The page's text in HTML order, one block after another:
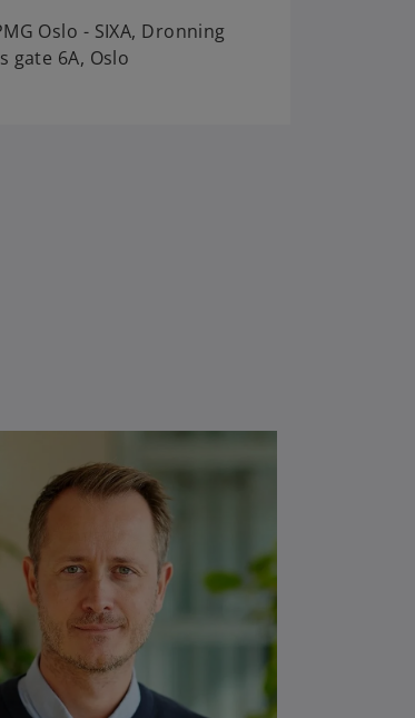
Oslo - SIXA, Dronning
gate 6A, Oslo